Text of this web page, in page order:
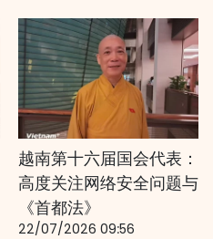
越南第十六届国会代表：
高度关注网络安全问题与
《首都法》
22/07/2026 09:56